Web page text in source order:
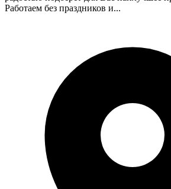
Работаем без праздников и...